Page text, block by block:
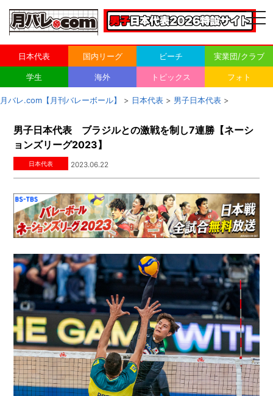
日本代表 国内リーグ ビーチ 実業団/クラブ
学生 海外 トピックス フォト
月バレ.com【月刊バレーボール】 > 日本代表 > 男子日本代表 >
男子日本代表 ブラジルとの激戦を制し7連勝【ネーシ
ョンズリーグ2023】
日本代表 2023.06.22